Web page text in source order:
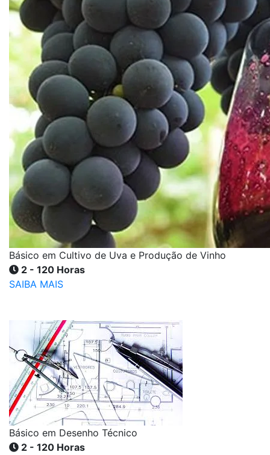
Básico em Cultivo de Uva e Produção de Vinho
2 - 120 Horas
SAIBA MAIS
Básico em Desenho Técnico
2 - 120 Horas